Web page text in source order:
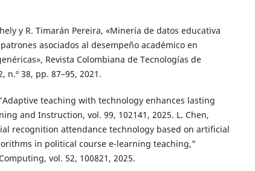
y R. Timarán Pereira, «Minería de datos educativa
asociados al desempeño académico en
Revista Colombiana de Tecnologías de
n.º 38, pp. 87–95, 2021.
teaching with technology enhances lasting
and Instruction, vol. 99, 102141, 2025. L. Chen,
recognition attendance technology based on artificial
in political course e-learning teaching,"
vol. 52, 100821, 2025.